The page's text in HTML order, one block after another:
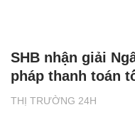
THỊ TRƯỜNG 24H
SHB nhận giải
pháp thanh toán